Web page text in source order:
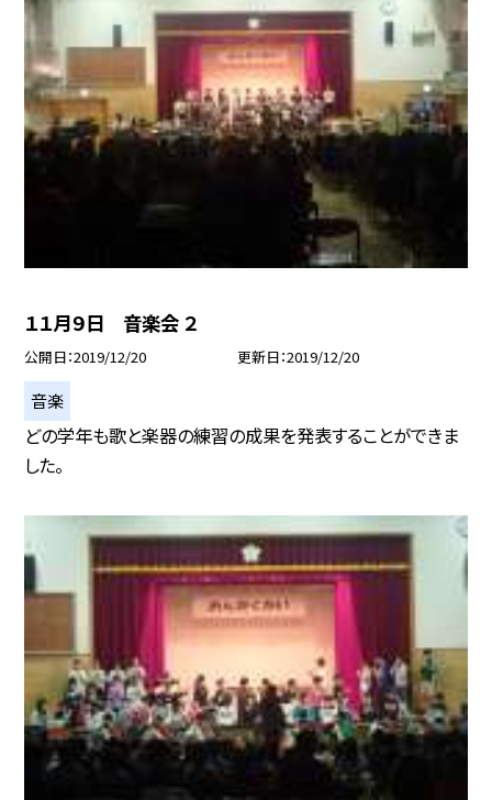
１１月９日 音楽会 ２
公開日 2019/12/20 更新日 2019/12/20
音楽
どの学年も歌と楽器の練習の成果を発表することができま
した。